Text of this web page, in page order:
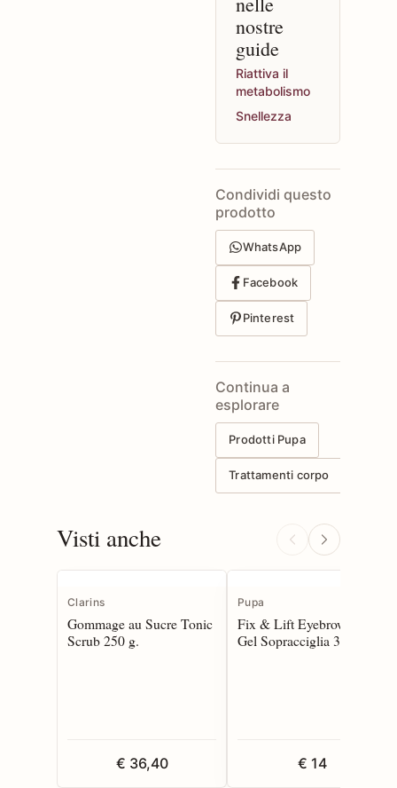
nostre
guide
Riattiva il
metabolismo
Snellezza
Condividi questo
prodotto
WhatsApp
Facebook
Pinterest
Continua a
esplorare
Prodotti Pupa
Trattamenti corpo
Visti anche
Clarins
Gommage au Sucre Tonic
Scrub 250 g.
€ 36,40
Pupa
Fix & Lift Eyebrow Styler
Gel Sopracciglia 3 ml
€ 14